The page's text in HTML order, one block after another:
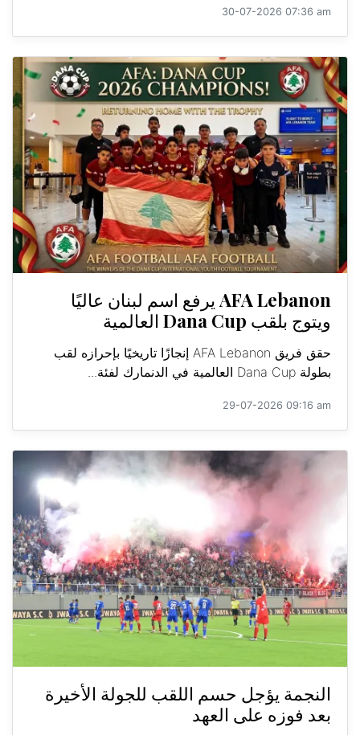
30-07-2026 07:36 am
AFA Lebanon يرفع اسم لبنان عاليًا
ويتوج بلقب Dana Cup العالمية
حقق فريق AFA Lebanon إنجازًا تاريخيًا بإحرازه لقب
بطولة Dana Cup العالمية في الدنمارك لفئة...
29-07-2026 09:16 am
النجمة يؤجل حسم اللقب للجولة الأخيرة
بعد فوزه على العهد